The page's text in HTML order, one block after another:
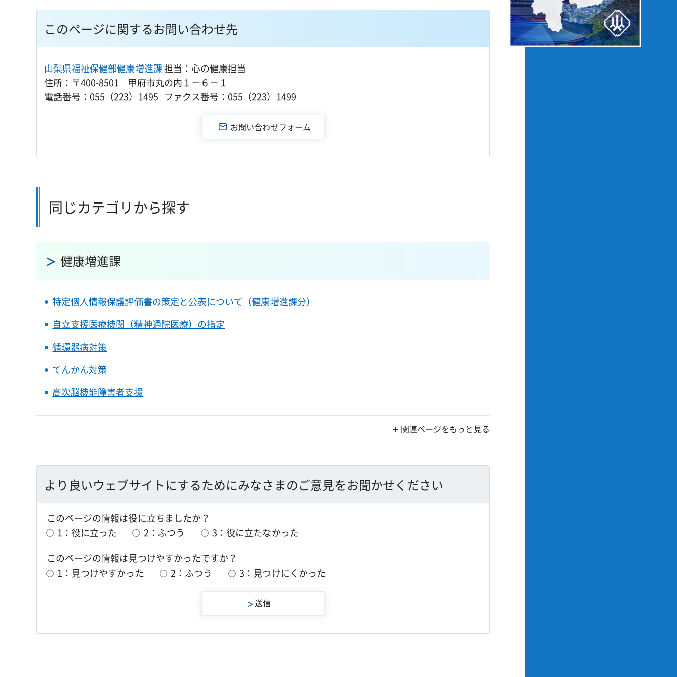
このページに関するお問い合わせ先
山梨県福祉保健部健康増進課担当：心の健康担当
住所：〒400-8501 甲府市丸の内１－６－１
電話番号：055（223）1495 ファクス番号：055（223）1499
同じカテゴリから探す
健康増進課
特定個人情報保護評価書の策定と公表について（健康増進課分）
自立支援医療機関（精神通院医療）の指定
循環器病対策
てんかん対策
高次脳機能障害者支援
関連ページをもっと見る
より良いウェブサイトにするためにみなさまのご意見をお聞かせください
このページの情報は役に立ちましたか？
1：役に立った
2：ふつう
3：役に立たなかった
このページの情報は見つけやすかったですか？
1：見つけやすかった
2：ふつう 3：見つけにくかった